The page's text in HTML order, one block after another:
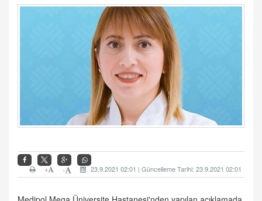
23.9.2021 02:01 | Güncelleme Tarihi: 23.9.2021 02:01
-
+